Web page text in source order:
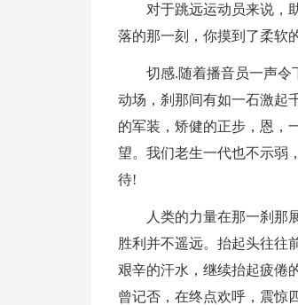
对于跳远运动员来说，
落的那一刻，你摸到了柔软
切感.随着播音员一声令
动场，刹那间有如一石激起
的军装，矫健的正步，恩，
望。我们老生一代也不示弱
待!
人类的力量在那一刹那
胜利并不遥远。抬起头往往
艰辛的汗水，继续抬起疲倦
曾记否，在终点欢呼，震惊